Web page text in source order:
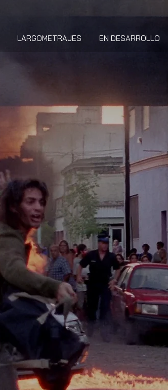
LARGOMETRAJES EN DESARROLLO